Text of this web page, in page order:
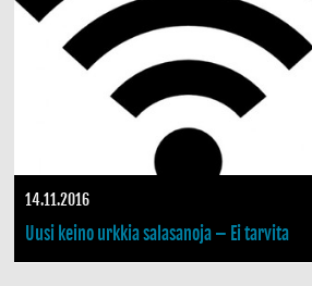
14.11.2016
Uusi keino urkkia salasanoja – Ei tarvita
haittaohjelmia